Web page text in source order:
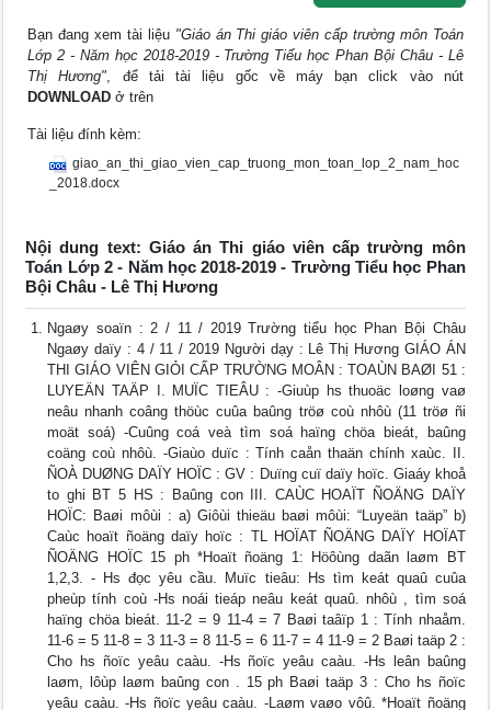
Bạn đang xem tài liệu "Giáo án Thi giáo viên cấp trường môn Toán
Lớp 2 - Năm học 2018-2019 - Trường Tiểu học Phan Bội Châu - Lê
Thị Hương", để tải tài liệu gốc về máy bạn click vào nút
DOWNLOAD ở trên
Tài liệu đính kèm:
giao_an_thi_giao_vien_cap_truong_mon_toan_lop_2_nam_hoc
_2018.docx
Nội dung text: Giáo án Thi giáo viên cấp trường môn
Toán Lớp 2 - Năm học 2018-2019 - Trường Tiểu học Phan
Bội Châu - Lê Thị Hương
Ngaøy soaïn : 2 / 11 / 2019 Trường tiểu học Phan Bội Châu
Ngaøy daïy : 4 / 11 / 2019 Người dạy : Lê Thị Hương GIÁO ÁN
THI GIÁO VIÊN GIỎI CẤP TRƯỜNG MOÂN : TOAÙN BAØI 51 :
LUYEÄN TAÄP I. MUÏC TIEÂU : -Giuùp hs thuoäc loøng vaø
neâu nhanh coâng thöùc cuûa baûng tröø coù nhôù (11 tröø ñi
moät soá) -Cuûng coá veà tìm soá haïng chöa bieát, baûng
coäng coù nhôù. -Giaùo duïc : Tính caån thaän chính xaùc. II.
ÑOÀ DUØNG DAÏY HOÏC : GV : Duïng cuï daïy hoïc. Giaáy khoå
to ghi BT 5 HS : Baûng con III. CAÙC HOAÏT ÑOÄNG DAÏY
HOÏC: Baøi môùi : a) Giôùi thieäu baøi môùi: “Luyeän taäp” b)
Caùc hoaït ñoäng daïy hoïc : TL HOÏAT ÑOÄNG DAÏY HOÏAT
ÑOÄNG HOÏC 15 ph *Hoaït ñoäng 1: Höôùng daãn laøm BT
1,2,3. - Hs đọc yêu cầu. Muïc tieâu: Hs tìm keát quaû cuûa
pheùp tính coù -Hs noái tieáp neâu keát quaû. nhôù , tìm soá
haïng chöa bieát. 11-2 = 9 11-4 = 7 Baøi taâïp 1 : Tính nhaåm.
11-6 = 5 11-8 = 3 11-3 = 8 11-5 = 6 11-7 = 4 11-9 = 2 Baøi taäp 2 :
Cho hs ñoïc yeâu caàu. -Hs ñoïc yeâu caàu. -Hs leân baûng
laøm, lôùp laøm baûng con . 15 ph Baøi taäp 3 : Cho hs ñoïc
yeâu caàu. -Hs ñoïc yeâu caàu. -Laøm vaøo vôû. *Hoaït ñoäng